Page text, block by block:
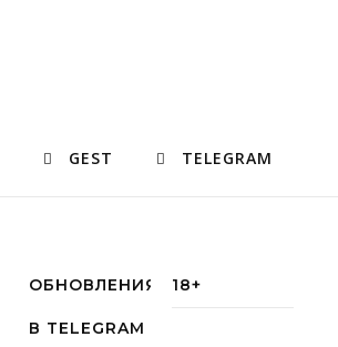
GEST TELEGRAM
ОБНОВЛЕНИЯ
В TELEGRAM
18+